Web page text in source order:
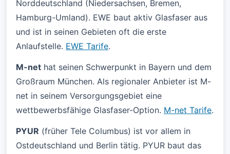
Norddeutschland (Niedersachsen, Bremen,
Hamburg-Umland). EWE baut aktiv Glasfaser aus
und ist in seinen Gebieten oft die erste
Anlaufstelle. EWE Tarife.
M-net hat seinen Schwerpunkt in Bayern und dem
Großraum München. Als regionaler Anbieter ist M-
net in seinem Versorgungsgebiet eine
wettbewerbsfähige Glasfaser-Option. M-net Tarife.
PYUR (früher Tele Columbus) ist vor allem in
Ostdeutschland und Berlin tätig. PYUR baut das